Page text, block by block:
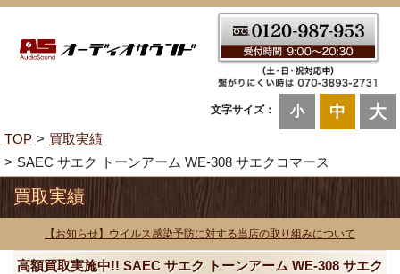
文字サイズ： 小 中 大
TOP
買取実績
SAEC サエク トーンアーム WE-308 サエクコマース
買取実績
【お知らせ】ウイルス感染予防に対する当店の取り組みについて
高額買取実施中!! SAEC サエク トーンアーム WE-308 サエク